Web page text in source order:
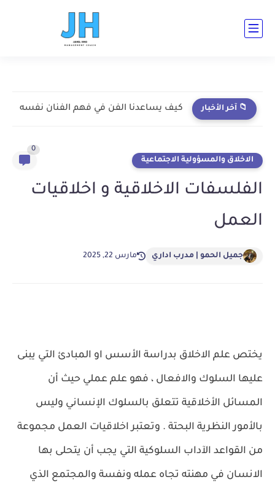
📁 آخر الأخبار كيف يساعدنا الفن في فهم الفنان نفسه
الاخلاق والمسؤولية الاجتماعية
0
الفلسفات الاخلاقية و اخلاقيات
العمل
جميل الحمو | مدرب اداري مارس 22, 2025
يختص علم الاخلاق بدراسة الأسس او المبادئ التي يبنى
عليها السلوك والافعال ، فهو علم عملي حيث أن
المسائل الأخلاقية تتعلق بالسلوك الإنساني وليس
بالأمور النظرية البحتة . وتعتبر اخلاقيات العمل مجموعة
من القواعد الآداب السلوكية التي يجب أن يتحلى بها
الانسان في مهنته تجاه عمله ونفسة والمجتمع الذي